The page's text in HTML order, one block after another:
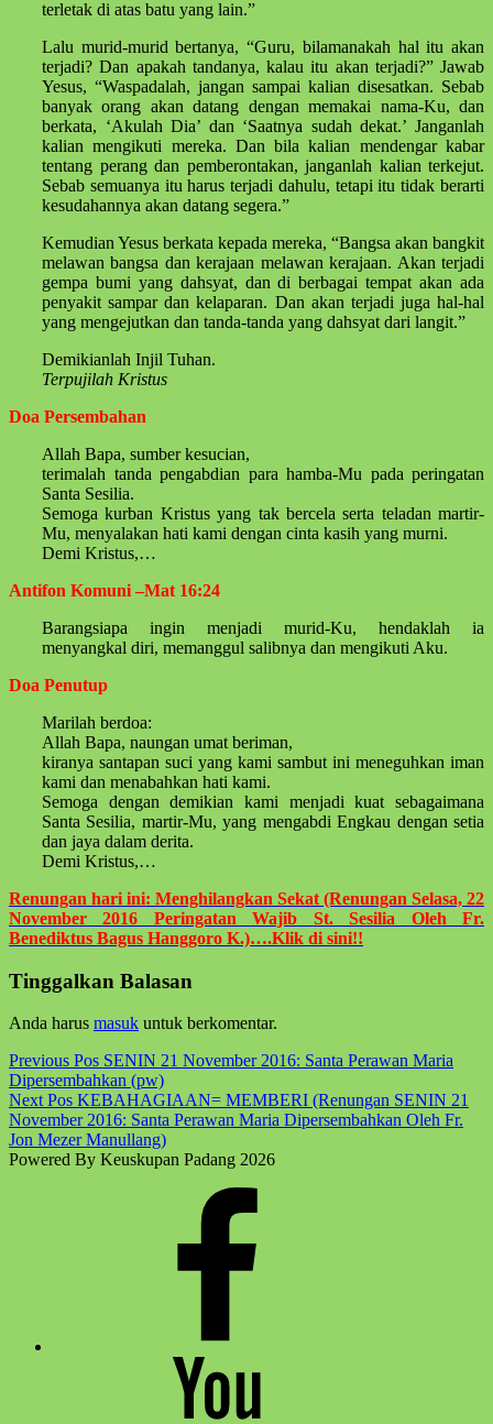
terletak di atas batu yang lain.”
Lalu murid-murid bertanya, “Guru, bilamanakah hal itu akan
terjadi? Dan apakah tandanya, kalau itu akan terjadi?” Jawab
Yesus, “Waspadalah, jangan sampai kalian disesatkan. Sebab
banyak orang akan datang dengan memakai nama-Ku, dan
berkata, ‘Akulah Dia’ dan ‘Saatnya sudah dekat.’ Janganlah
kalian mengikuti mereka. Dan bila kalian mendengar kabar
tentang perang dan pemberontakan, janganlah kalian terkejut.
Sebab semuanya itu harus terjadi dahulu, tetapi itu tidak berarti
kesudahannya akan datang segera.”
Kemudian Yesus berkata kepada mereka, “Bangsa akan bangkit
melawan bangsa dan kerajaan melawan kerajaan. Akan terjadi
gempa bumi yang dahsyat, dan di berbagai tempat akan ada
penyakit sampar dan kelaparan. Dan akan terjadi juga hal-hal
yang mengejutkan dan tanda-tanda yang dahsyat dari langit.”
Demikianlah Injil Tuhan.
Terpujilah Kristus
Doa Persembahan
Allah Bapa, sumber kesucian,
terimalah tanda pengabdian para hamba-Mu pada peringatan
Santa Sesilia.
Semoga kurban Kristus yang tak bercela serta teladan martir-
Mu, menyalakan hati kami dengan cinta kasih yang murni.
Demi Kristus,…
Antifon Komuni –Mat 16:24
Barangsiapa ingin menjadi murid-Ku, hendaklah ia
menyangkal diri, memanggul salibnya dan mengikuti Aku.
Doa Penutup
Marilah berdoa:
Allah Bapa, naungan umat beriman,
kiranya santapan suci yang kami sambut ini meneguhkan iman
kami dan menabahkan hati kami.
Semoga dengan demikian kami menjadi kuat sebagaimana
Santa Sesilia, martir-Mu, yang mengabdi Engkau dengan setia
dan jaya dalam derita.
Demi Kristus,…
Renungan hari ini: Menghilangkan Sekat (Renungan Selasa, 22
November 2016 Peringatan Wajib St. Sesilia Oleh Fr.
Benediktus Bagus Hanggoro K.)….Klik di sini!!
Skip
back
to
main
navigation
Tinggalkan Balasan
Anda harus masuk untuk berkomentar.
Post
navigation
Previous Pos SENIN 21 November 2016: Santa Perawan Maria
Dipersembahkan (pw)
Next Pos KEBAHAGIAAN= MEMBERI (Renungan SENIN 21
November 2016: Santa Perawan Maria Dipersembahkan Oleh Fr.
Jon Mezer Manullang)
Powered By Keuskupan Padang 2026